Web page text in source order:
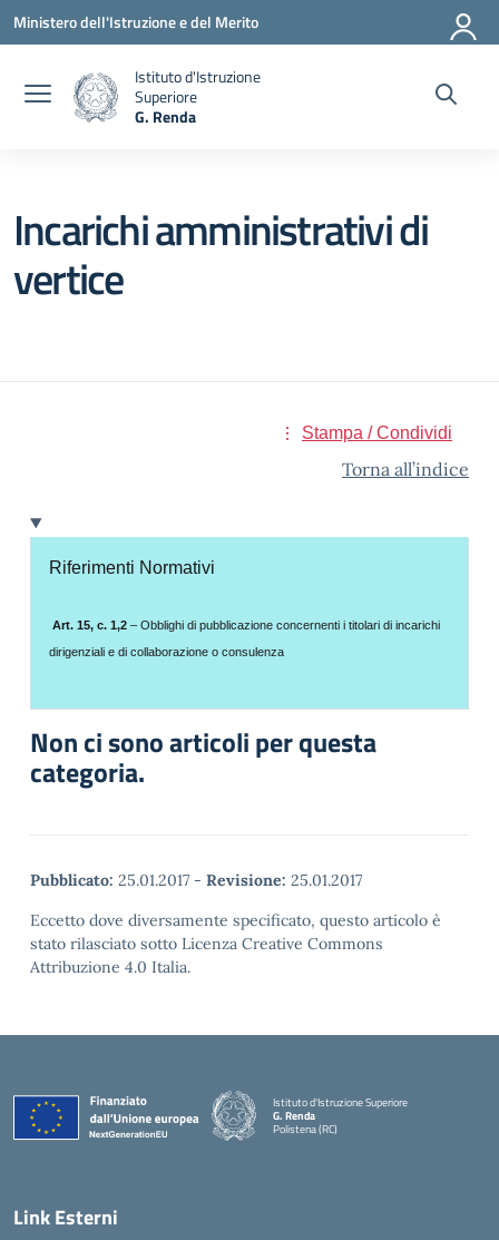
Ministero dell'Istruzione e del Merito
Istituto d'Istruzione
Superiore
G. Renda
Incarichi amministrativi di
vertice
Stampa / Condividi
Torna all’indice
Riferimenti Normativi
Art. 15, c. 1,2 – Obblighi di pubblicazione concernenti i titolari di incarichi
dirigenziali e di collaborazione o consulenza
Non ci sono articoli per questa
categoria.
Pubblicato: 25.01.2017 - Revisione: 25.01.2017
Eccetto dove diversamente specificato, questo articolo è
stato rilasciato sotto Licenza Creative Commons
Attribuzione 4.0 Italia.
Istituto d'Istruzione Superiore
G. Renda
Polistena (RC)
Link Esterni